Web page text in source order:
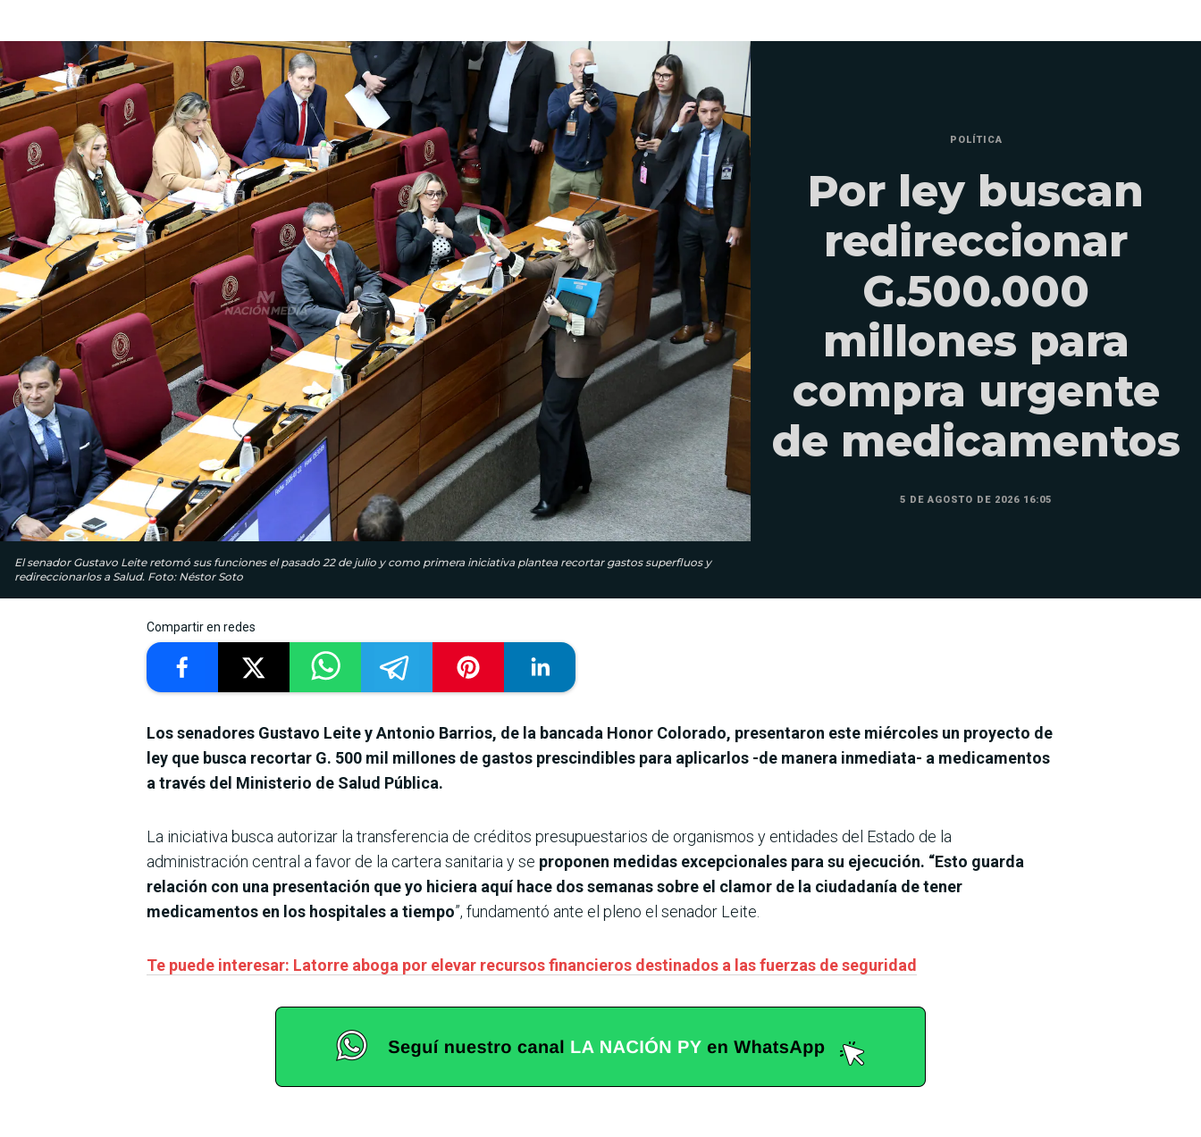
El senador Gustavo Leite retomó sus funciones el pasado 22 de julio y como primera iniciativa plantea recortar gastos superfluos y
redireccionarlos a Salud. Foto: Néstor Soto
POLÍTICA
Por ley buscan
redireccionar
G.500.000
millones para
compra urgente
de medicamentos
5 DE AGOSTO DE 2026 16:05
Compartir en redes
Los senadores Gustavo Leite y Antonio Barrios, de la bancada Honor Colorado, presentaron este miércoles un proyecto de
ley que busca recortar G. 500 mil millones de gastos prescindibles para aplicarlos -de manera inmediata- a medicamentos
a través del Ministerio de Salud Pública.
La iniciativa busca autorizar la transferencia de créditos presupuestarios de organismos y entidades del Estado de la
administración central a favor de la cartera sanitaria y se proponen medidas excepcionales para su ejecución. “Esto guarda
relación con una presentación que yo hiciera aquí hace dos semanas sobre el clamor de la ciudadanía de tener
medicamentos en los hospitales a tiempo”, fundamentó ante el pleno el senador Leite.
Te puede interesar: Latorre aboga por elevar recursos financieros destinados a las fuerzas de seguridad